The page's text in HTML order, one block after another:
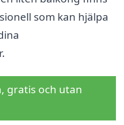
som kan hjälpa
gratis och utan